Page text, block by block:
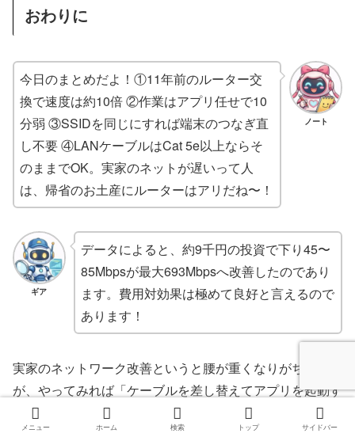
おわりに
ノート
今日のまとめだよ！①11年前のルーター交
換で速度は約10倍 ②作業はアプリ任せで10
分弱 ③SSIDを同じにすれば端末のつなぎ直
し不要 ④LANケーブルはCat 5e以上ならそ
のままでOK。実家のネットが遅いって人
は、帰省のお土産にルーターはアリだね〜！
ギア
データによると、約9千円の投資で下り45〜
85Mbpsが最大693Mbpsへ改善したのであり
ます。費用対効果は極めて良好と言えるので
あります！
実家のネットワーク改善というと腰が重くなりがちです
が、やってみれば「ケーブルを差し替えてアプリを起動す
るだけ」でした。古いルーターを使い続けているご実家が
メニュー ホーム 検索 トップ サイドバー